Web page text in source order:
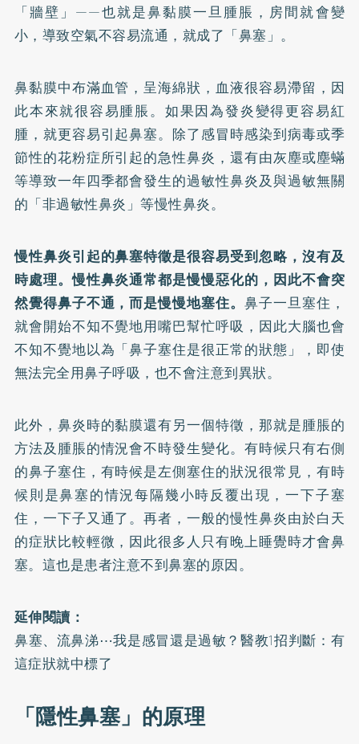
「牆壁」——也就是鼻黏膜一旦腫脹，房間就會變
小，導致空氣不容易流通，就成了「鼻塞」。
鼻黏膜中布滿血管，呈海綿狀，血液很容易滯留，因
此本來就很容易腫脹。如果因為發炎變得更容易紅
腫，就更容易引起鼻塞。除了感冒時感染到病毒或季
節性的花粉症所引起的急性鼻炎，還有由灰塵或塵蟎
等導致一年四季都會發生的過敏性鼻炎及與過敏無關
的「非過敏性鼻炎」等慢性鼻炎。
慢性鼻炎引起的鼻塞特徵是很容易受到忽略，沒有及
時處理。慢性鼻炎通常都是慢慢惡化的，因此不會突
然覺得鼻子不通，而是慢慢地塞住。 鼻子一旦塞住，
就會開始不知不覺地用嘴巴幫忙呼吸，因此大腦也會
不知不覺地以為「鼻子塞住是很正常的狀態」，即使
無法完全用鼻子呼吸，也不會注意到異狀。
此外，鼻炎時的黏膜還有另一個特徵，那就是腫脹的
方法及腫脹的情況會不時發生變化。有時候只有右側
的鼻子塞住，有時候是左側塞住的狀況很常見，有時
候則是鼻塞的情況每隔幾小時反覆出現，一下子塞
住，一下子又通了。再者，一般的慢性鼻炎由於白天
的症狀比較輕微，因此很多人只有晚上睡覺時才會鼻
塞。這也是患者注意不到鼻塞的原因。
延伸閱讀：
鼻塞、流鼻涕⋯我是感冒還是過敏？醫教1招判斷：有
這症狀就中標了
「隱性鼻塞」的原理